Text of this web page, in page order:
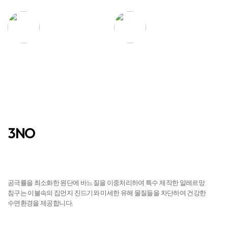
3NO
공극률을 최소화한 원단에 바느질을 이중처리하여 특수 제작한 알레르망
침구는 이불속의 집먼지 진드기와 미세한 유해 물질들을 차단하여 건강한
수면환경을 제공합니다.